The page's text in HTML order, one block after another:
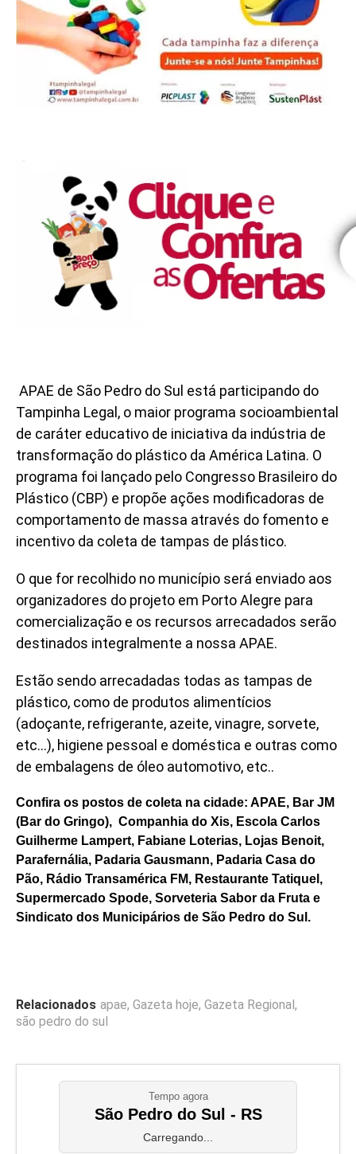
APAE de São Pedro do Sul está participando do
Tampinha Legal, o maior programa socioambiental
de caráter educativo de iniciativa da indústria de
transformação do plástico da América Latina. O
programa foi lançado pelo Congresso Brasileiro do
Plástico (CBP) e propõe ações modificadoras de
comportamento de massa através do fomento e
incentivo da coleta de tampas de plástico.
O que for recolhido no município será enviado aos
organizadores do projeto em Porto Alegre para
comercialização e os recursos arrecadados serão
destinados integralmente a nossa APAE.
Estão sendo arrecadadas todas as tampas de
plástico, como de produtos alimentícios
(adoçante, refrigerante, azeite, vinagre, sorvete,
etc…), higiene pessoal e doméstica e outras como
de embalagens de óleo automotivo, etc..
Confira os postos de coleta na cidade: APAE, Bar JM
(Bar do Gringo), Companhia do Xis, Escola Carlos
Guilherme Lampert, Fabiane Loterias, Lojas Benoit,
Parafernália, Padaria Gausmann, Padaria Casa do
Pão, Rádio Transamérica FM, Restaurante Tatiquel,
Supermercado Spode, Sorveteria Sabor da Fruta e
Sindicato dos Municipários de São Pedro do Sul.
Relacionados apae, Gazeta hoje, Gazeta Regional ,
são pedro do sul
Tempo agora
São Pedro do Sul - RS
Carregando...